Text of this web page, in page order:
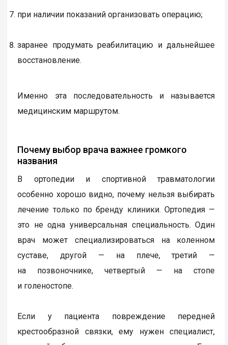
при наличии показаний организовать операцию;
заранее продумать реабилитацию и дальнейшее
восстановление.
Именно эта последовательность и называется
медицинским маршрутом.
Почему выбор врача важнее громкого
названия
В ортопедии и спортивной травматологии
особенно хорошо видно, почему нельзя выбирать
лечение только по бренду клиники. Ортопедия —
это не одна универсальная специальность. Один
врач может специализироваться на коленном
суставе, другой — на плече, третий —
на позвоночнике, четвертый — на стопе
и голеностопе.
Если у пациента повреждение передней
крестообразной связки, ему нужен специалист,